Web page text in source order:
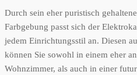
Durch sein eher puristisch
Farbgebung passt sich der
jedem Einrichtungsstil an. Diesen
können Sie sowohl in einem eher
Wohnzimmer, als auch in einer